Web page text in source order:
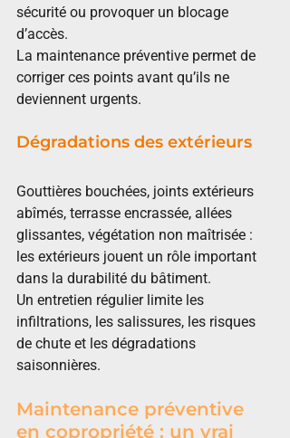
sécurité ou provoquer un blocage
d’accès.
La maintenance préventive permet de
corriger ces points avant qu’ils ne
deviennent urgents.
Dégradations des extérieurs
Gouttières bouchées, joints extérieurs
abîmés, terrasse encrassée, allées
glissantes, végétation non maîtrisée :
les extérieurs jouent un rôle important
dans la durabilité du bâtiment.
Un entretien régulier limite les
infiltrations, les salissures, les risques
de chute et les dégradations
saisonnières.
Maintenance préventive
en copropriété : un vrai